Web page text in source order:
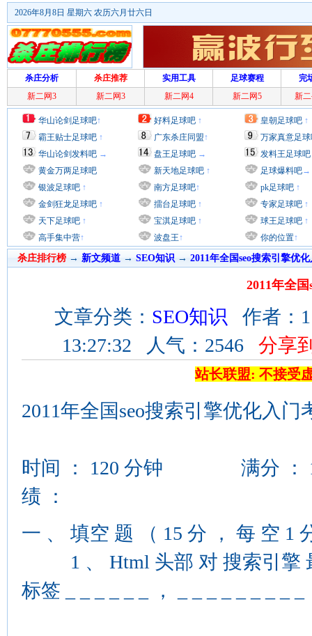
2026年8月8日 星期六 农历六月廿六日
杀庄分析 杀庄推荐 实用工具 足球赛程
完
新二网3
新二网3 新二网4 新二网5 新
华山论剑足球吧↑
霸王贴士足球吧 ↑
华山论剑发料吧 →
黄金万两足球吧
银波足球吧 ↑
金剑狂龙足球吧 ↑
天下足球吧 ↑
高手集中营↑
好料足球吧 ↑
广东杀庄同盟↑
盘王足球吧 →
新天地足球吧 ↑
南方足球吧↑
擂台足球吧 ↑
宝淇足球吧 ↑
波盘王↑
皇朝足球吧 ↑
万家真意足
发料王足球吧
足球爆料吧→
pk足球吧 ↑
专家足球吧 ↑
球王足球吧 ↑
你的位置↑
杀庄排行榜 → 新文频道→ SEO知识 → 2011年全国seo搜索引擎优
2011年全
文章分类： SEO知识 作者：
13:27:32 人气：2546 分享
站长联盟: 不接受
2011年全国seo搜索引擎优化入门
时间 ： 120 分钟 满分
绩 ：
一 、 填空 题 （ 15 分 ， 每 空 1
1 、 Html 头部 对 搜索引擎
标签 _ _ _ _ _ _ ， _ _ _ _ _ _ _ _ _